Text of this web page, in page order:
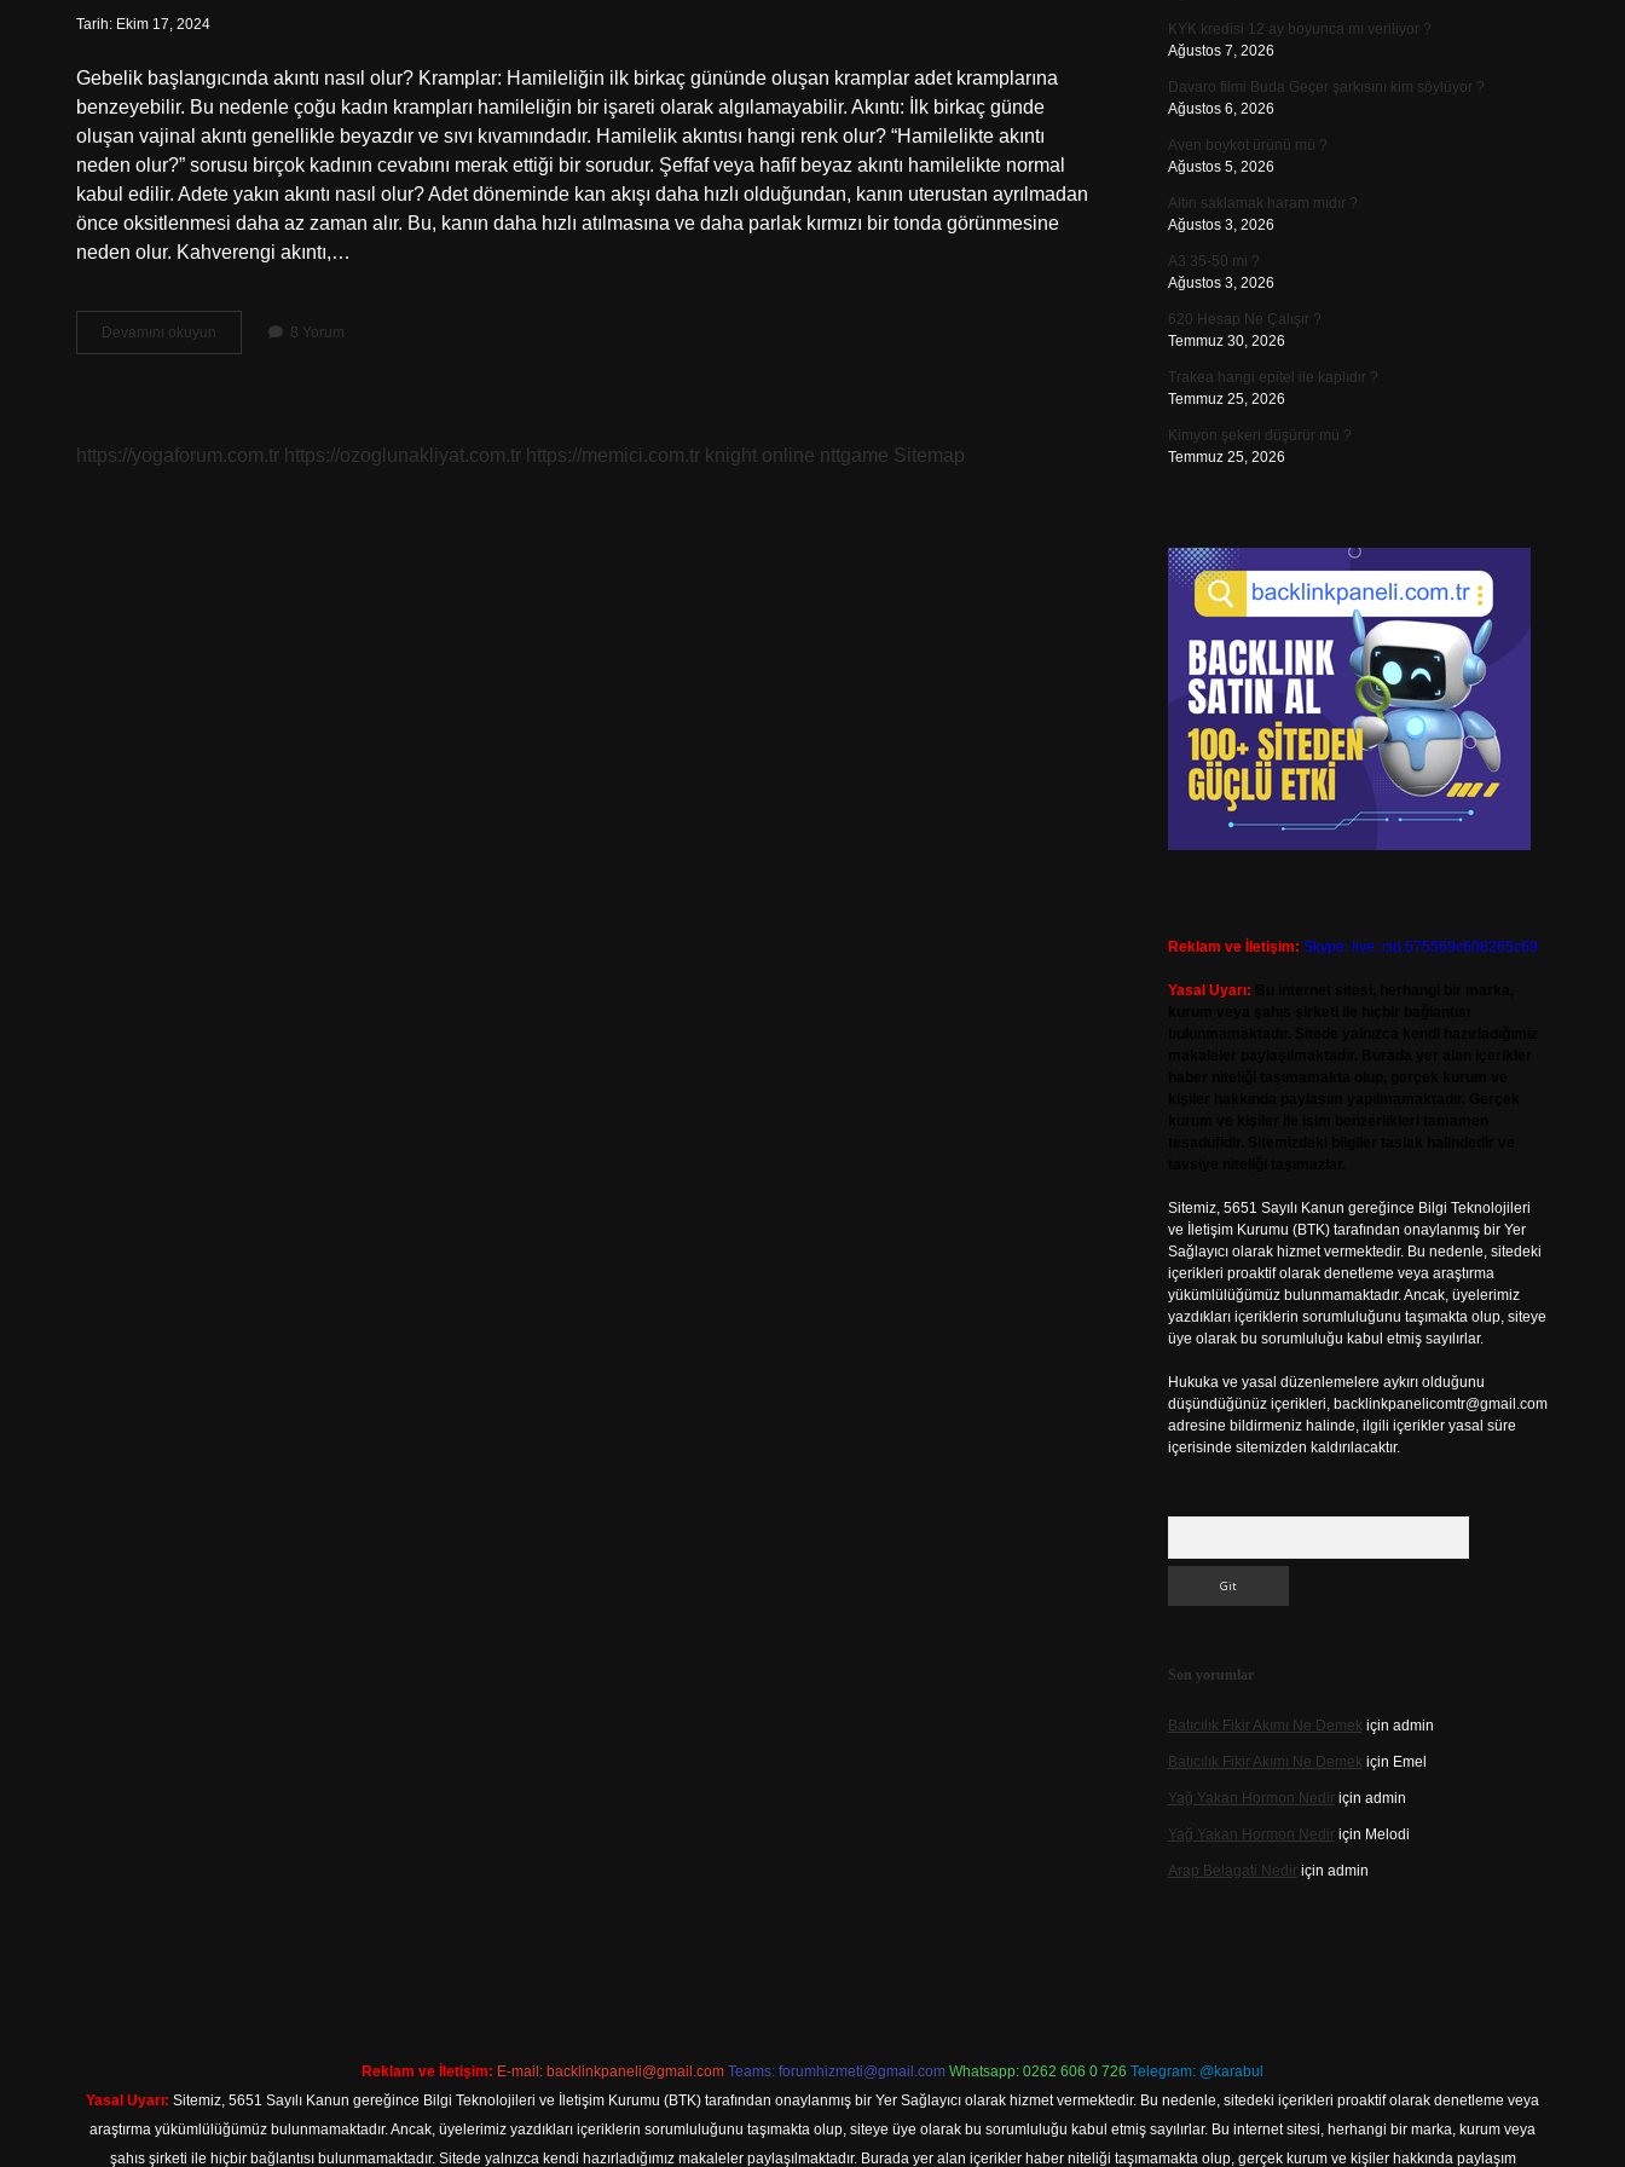
Tarih: Ekim 17, 2024
Gebelik başlangıcında akıntı nasıl olur? Kramplar: Hamileliğin ilk birkaç gününde oluşan kramplar adet kramplarına
benzeyebilir. Bu nedenle çoğu kadın krampları hamileliğin bir işareti olarak algılamayabilir. Akıntı: İlk birkaç günde
oluşan vajinal akıntı genellikle beyazdır ve sıvı kıvamındadır. Hamilelik akıntısı hangi renk olur? “Hamilelikte akıntı
neden olur?” sorusu birçok kadının cevabını merak ettiği bir sorudur. Şeffaf veya hafif beyaz akıntı hamilelikte normal
kabul edilir. Adete yakın akıntı nasıl olur? Adet döneminde kan akışı daha hızlı olduğundan, kanın uterustan ayrılmadan
önce oksitlenmesi daha az zaman alır. Bu, kanın daha hızlı atılmasına ve daha parlak kırmızı bir tonda görünmesine
neden olur. Kahverengi akıntı,…
Devamını okuyun
Şüphesinde
8 Yorum
https://yogaforum.com.tr https://ozoglunakliyat.com.tr https://memici.com.tr knight online nttgame Sitemap
KYK kredisi 12 ay boyunca mı veriliyor ?
Ağustos 7, 2026
Davaro filmi Buda Geçer şarkısını kim söylüyor ?
Ağustos 6, 2026
Aven boykot ürünü mü ?
Ağustos 5, 2026
Altın saklamak haram mıdır ?
Ağustos 3, 2026
A3 35-50 mi ?
Ağustos 3, 2026
620 Hesap Ne Çalışır ?
Temmuz 30, 2026
Trakea hangi epitel ile kaplıdır ?
Temmuz 25, 2026
Kimyon şekeri düşürür mü ?
Temmuz 25, 2026
Reklam ve İletişim: Skype: live:.cid.575569c608265c69
Yasal Uyarı:
Sitemiz, 5651 Sayılı Kanun gereğince Bilgi Teknolojileri
ve İletişim Kurumu (BTK) tarafından onaylanmış bir Yer
Sağlayıcı olarak hizmet vermektedir. Bu nedenle, sitedeki
içerikleri proaktif olarak denetleme veya araştırma
yükümlülüğümüz bulunmamaktadır. Ancak, üyelerimiz
yazdıkları içeriklerin sorumluluğunu taşımakta olup, siteye
üye olarak bu sorumluluğu kabul etmiş sayılırlar.
Hukuka ve yasal düzenlemelere aykırı olduğunu
düşündüğünüz içerikleri, backlinkpanelicomtr@gmail.com
adresine bildirmeniz halinde, ilgili içerikler yasal süre
içerisinde sitemizden kaldırılacaktır.
Son yorumlar
Batıcılık Fikir Akımı Ne Demek için admin
Batıcılık Fikir Akımı Ne Demek için Emel
Yağ Yakan Hormon Nediriçin admin
Yağ Yakan Hormon Nediriçin Melodi
Arap Belagati Nediriçin admin
Reklam ve İletişim: E-mail: backlinkpaneli@gmail.com Teams: forumhizmeti@gmail.com Whatsapp: 0262 606 0 726 Telegram: @karabul
Yasal Uyarı: Sitemiz, 5651 Sayılı Kanun gereğince Bilgi Teknolojileri ve İletişim Kurumu (BTK) tarafından onaylanmış bir Yer Sağlayıcı olarak hizmet vermektedir. Bu nedenle, sitedeki içerikleri proaktif olarak denetleme veya
araştırma yükümlülüğümüz bulunmamaktadır. Ancak, üyelerimiz yazdıkları içeriklerin sorumluluğunu taşımakta olup, siteye üye olarak bu sorumluluğu kabul etmiş sayılırlar. Bu internet sitesi, herhangi bir marka, kurum veya
şahıs şirketi ile hiçbir bağlantısı bulunmamaktadır. Sitede yalnızca kendi hazırladığımız makaleler paylaşılmaktadır. Burada yer alan içerikler haber niteliği taşımamakta olup, gerçek kurum ve kişiler hakkında paylaşım